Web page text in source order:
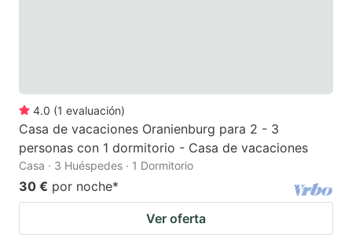
4.0 (1 evaluación)
Casa de vacaciones Oranienburg para 2 - 3
personas con 1 dormitorio - Casa de vacaciones
Casa · 3 Huéspedes · 1 Dormitorio
30 € por noche*
Ver oferta